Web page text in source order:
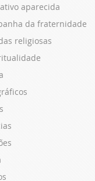
aparecida
da fraternidade
religiosas